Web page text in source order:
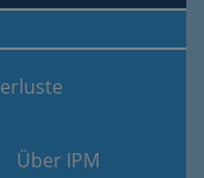
Über IPM